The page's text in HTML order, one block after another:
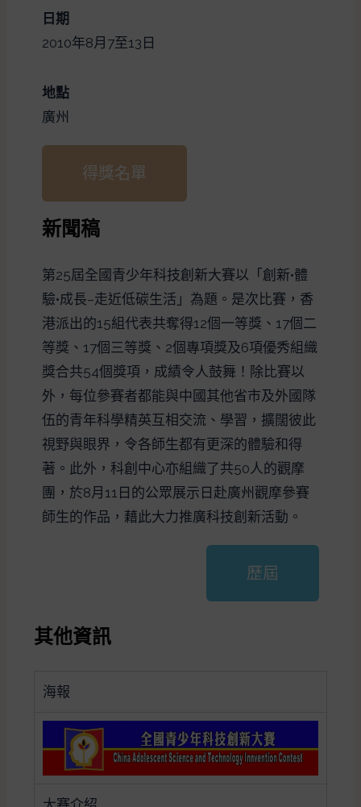
日期
2010年8月7至13日
地點
廣州
得獎名單
新聞稿
第25屆全國青少年科技創新大賽以「創新•體
驗•成長–走近低碳生活」為題。是次比賽，香
港派出的15組代表共奪得12個一等獎、17個二
等獎、17個三等獎、2個專項獎及6項優秀組織
獎合共54個獎項，成績令人鼓舞！除比賽以
外，每位參賽者都能與中國其他省市及外國隊
伍的青年科學精英互相交流、學習，擴闊彼此
視野與眼界，令各師生都有更深的體驗和得
著。此外，科創中心亦組織了共50人的觀摩
團，於8月11日的公眾展示日赴廣州觀摩參賽
師生的作品，藉此大力推廣科技創新活動。
歷屆
其他資訊
海報